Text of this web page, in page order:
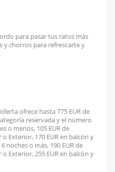
para pasar tus ratos más
y chorros para refrescarte y
ofrece hasta 775 EUR de
reservada y el número
o menos, 105 EUR de
Exterior, 170 EUR en balcón y
noches o más, 190 EUR de
Exterior, 255 EUR en balcón y